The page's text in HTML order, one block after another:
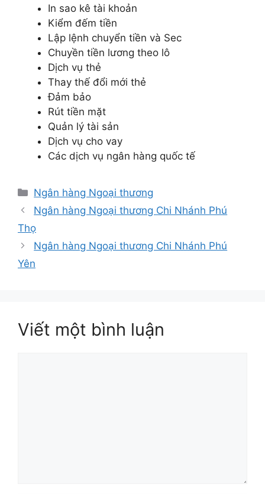
In sao kê tài khoản
Kiểm đếm tiền
Lập lệnh chuyển tiền và Sec
Chuyền tiền lương theo lô
Dịch vụ thẻ
Thay thế đổi mới thẻ
Đảm bảo
Rút tiền mặt
Quản lý tài sản
Dịch vụ cho vay
Các dịch vụ ngân hàng quốc tế
Danh
mục
Ngân hàng Ngoại thương
Ngân hàng Ngoại thương Chi Nhánh Phú
Thọ
Ngân hàng Ngoại thương Chi Nhánh Phú
Yên
Viết một bình luận